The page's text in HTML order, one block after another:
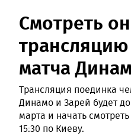
Смотреть
трансляцию
матча
Трансляция поединка
Динамо и Зарей будет
марта и начать
15:30 по Киеву.